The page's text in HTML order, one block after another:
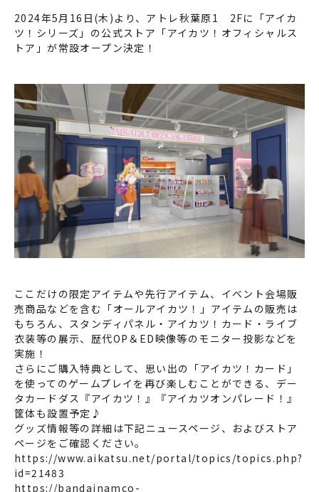
2024年5月16日(木)より、アトレ秋葉原1 2Fに「アイカ
ツ！シリーズ」の公式ストア「アイカツ！オフィシャルス
トア」が常設オープン決定！
ここだけの限定アイテムや先行アイテム、イベント会場販
売商品などを含む「オールアイカツ！」アイテムの販売は
もちろん、スタンディパネル・アイカツ！カード・ライブ
衣装等の展示、歴代OP＆ED映像等のモニター投影などを
実施！
さらにご購入特典として、思い出の「アイカツ！カード」
を使ってのゲームプレイを再び楽しむことができる、デー
タカードダス『アイカツ！』『アイカツオンパレード！』
筐体も設置予定♪
グッズ情報等の詳細は下記ニュースページ、およびストア
ページをご確認ください。
https://www.aikatsu.net/portal/topics/topics.php?
id=21483
https://bandainamco-